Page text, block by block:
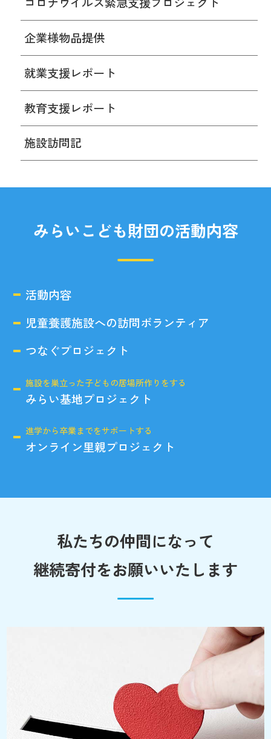
企業様物品提供
就業支援レポート
教育支援レポート
施設訪問記
みらいこども財団の活動内容
活動内容
児童養護施設への訪問ボランティア
つなぐプロジェクト
施設を巣立った子どもの居場所作りをする
みらい基地プロジェクト
進学から卒業までをサポートする
オンライン里親プロジェクト
私たちの仲間になって
継続寄付をお願いいたします